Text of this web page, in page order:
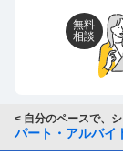
あまりしたくな
また男女問わ
結論社内恋愛
あと発展したき
無料
相談
< 自分のペースで、
パート・アルバイ